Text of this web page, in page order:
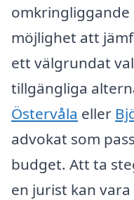
möjlighet att
ett välgrundat
tillgängliga
Östervåla eller
advokat som
budget. Att ta
en jurist kan